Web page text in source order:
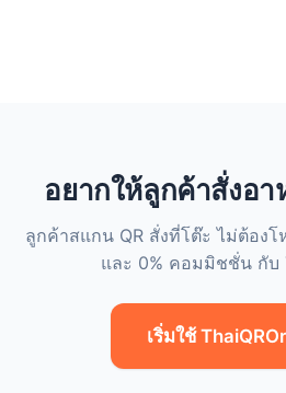
อยากให้ลูกค้าสั่งอา
ลูกค้าสแกน QR สั่งที่โต๊ะ ไม่ต้อง
และ 0% คอมมิชชั่น กับ
เริ่มใช้